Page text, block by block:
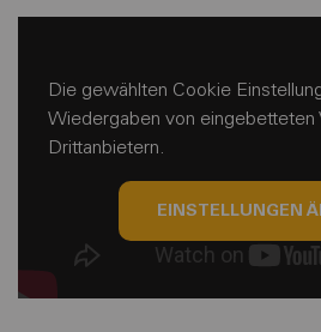
Die gewählten Cookie
Wiedergaben von eingebetteten
Drittanbietern.
EINSTELLUNGEN